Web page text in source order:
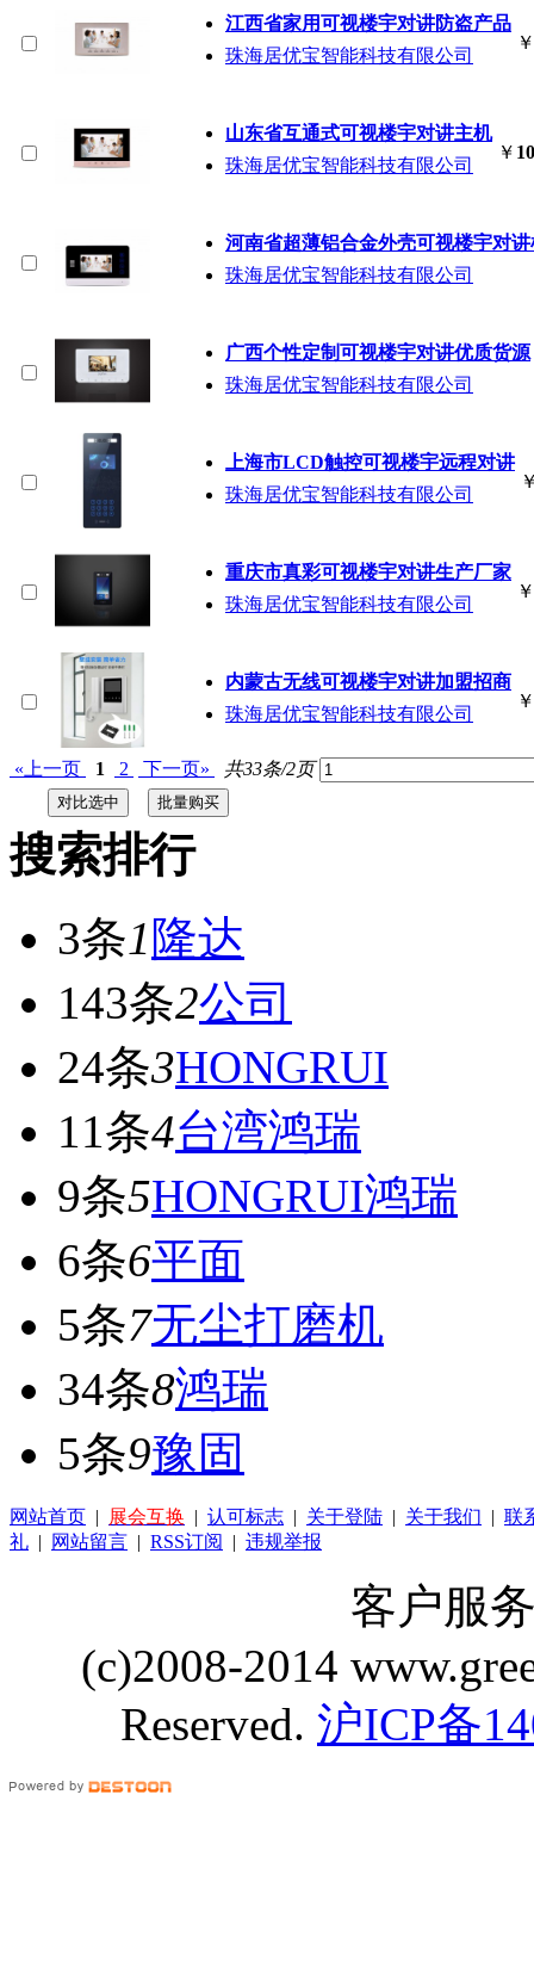
江西省家用可视楼宇对讲防盗产品
珠海居优宝智能科技有限公司
￥
山东省互通式可视楼宇对讲主机
珠海居优宝智能科技有限公司
￥
河南省超薄铝合金外壳可视楼宇对讲
珠海居优宝智能科技有限公司
广西个性定制可视楼宇对讲优质货源
珠海居优宝智能科技有限公司
上海市LCD触控可视楼宇远程对讲
珠海居优宝智能科技有限公司
重庆市真彩可视楼宇对讲生产厂家
珠海居优宝智能科技有限公司
￥
内蒙古无线可视楼宇对讲加盟招商
珠海居优宝智能科技有限公司
￥
«上一页 1 2 下一页» 共33条/2页
搜索排行
3条1 隆达
143条2公司
24条3HONGRUI
11条4台湾鸿瑞
9条5HONGRUI鸿瑞
6条6平面
5条7无尘打磨机
34条8鸿瑞
5条9豫固
网站首页 | 展会互换 | 认可标志 | 关于登陆 | 关于我们 | 联
礼 | 网站留言 | RSS订阅 | 违规举报
客户服
(c)2008-2014
Reserved. 沪ICP备